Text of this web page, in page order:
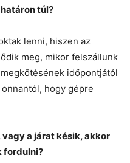
túl?
lenni, hiszen az
meg, mikor felszállunk
időpontjától
hogy gépre
a járat késik, akkor
fordulni?